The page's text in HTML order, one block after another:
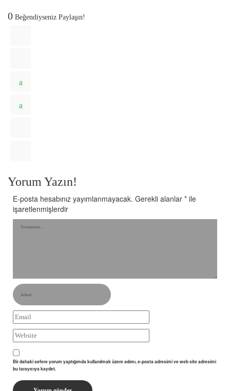
0 Beğendiyseniz Paylaşın!
Yorum Yazın!
E-posta hesabınız yayımlanmayacak. Gerekli alanlar * ile
işaretlenmişlerdir
Bir dahaki sefere yorum yaptığımda kullanılmak üzere adımı, e-posta adresimi ve web site adresimi
bu tarayıcıya kaydet.